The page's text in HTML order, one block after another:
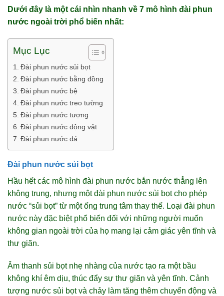
Dưới đây là một cái nhìn nhanh về 7 mô hình đài phun
nước ngoài trời phổ biến nhất:
Mục Lục
Đài phun nước sủi bọt
Đài phun nước bằng đồng
Đài phun nước bệ
Đài phun nước treo tường
Đài phun nước tượng
Đài phun nước động vật
Đài phun nước đá
Đài phun nước sủi bọt
Hầu hết các mô hình đài phun nước bắn nước thẳng lên
không trung, nhưng một đài phun nước sủi bọt cho phép
nước “sủi bọt” từ một ống trung tâm thay thế. Loại đài phun
nước này đặc biệt phổ biến đối với những người muốn
không gian ngoài trời của họ mang lại cảm giác yên tĩnh và
thư giãn.
Âm thanh sủi bọt nhẹ nhàng của nước tạo ra một bầu
không khí êm dịu, thúc đẩy sự thư giãn và yên tĩnh. Cảnh
tượng nước sủi bọt và chảy làm tăng thêm chuyển động và